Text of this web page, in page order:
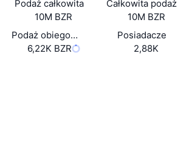
Podaż całkowita
10M BZR
Całkowita podaż
10M BZR
Podaż obiegowa
6,22K BZR
Posiadacze
2,88K